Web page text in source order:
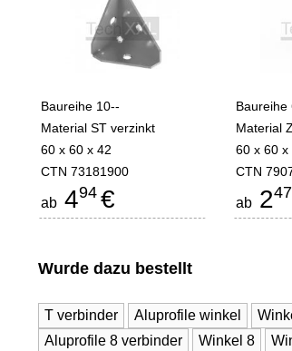
Baureihe 10--
Material ST verzinkt
60 x 60 x 42
CTN 73181900
ab 494 €
Baureihe
Material
60 x 60 x
CTN
ab 247
Wurde dazu bestellt
T verbinder Aluprofile winkel
Aluprofile 8 verbinder
Winkel 8